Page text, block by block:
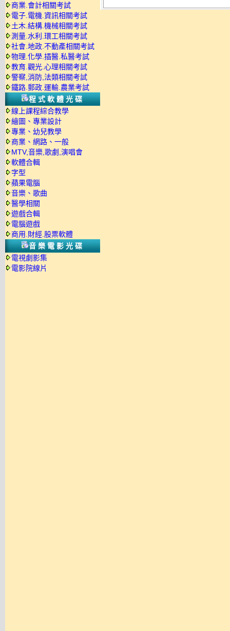
商業.會計相關考試
電子.電機.資訊相關考試
土木.結構.機械相關考試
測量.水利.環工相關考試
社會.地政.不動產相關考試
物理.化學.插醫.私醫考試
教育.觀光.心理相關考試
警察,消防,法類相關考試
鐵路.郵政.運輸.農業考試
程式軟體光碟
線上課程綜合教學
繪圖、專業設計
專業、幼兒教學
商業、網路、一般
MTV,音樂,歌劇,演唱會
軟體合輯
字型
蘋果電腦
音樂、歌曲
醫學相關
遊戲合輯
電腦遊戲
商用.財經.股票軟體
音樂電影光碟
電視劇影集
電影院線片